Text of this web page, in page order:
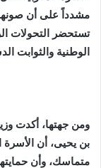
مشدداً على أن
تستحضر التحولات
الوطنية والثوابت
ومن جهتها، أكدت
بن يحيى، أن الأسرة
متماسك، وأن